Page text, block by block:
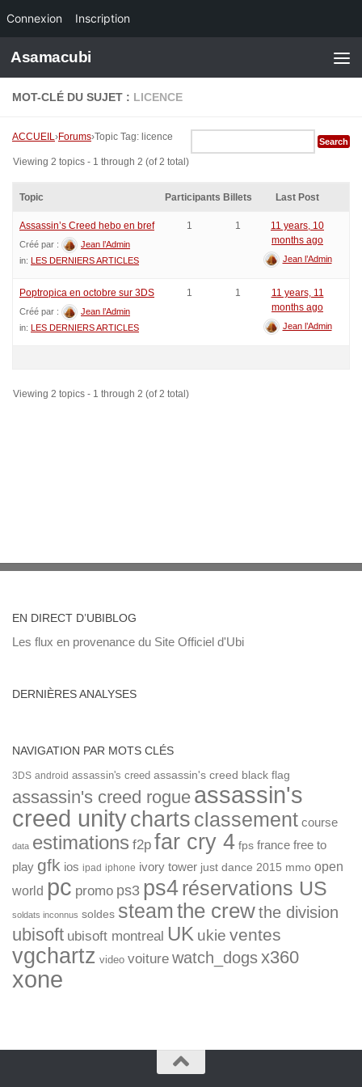
Connexion Inscription
Skip to content
Asamacubi
MOT-CLÉ DU SUJET : LICENCE
ACCUEIL›Forums›Topic Tag: licence
Viewing 2 topics - 1 through 2 (of 2 total)
Topic Participants Billets Last Post
Assassin’s Creed hebo en bref
Créé par :
Jean l’Admin
in: LES DERNIERS ARTICLES
1 1
11 years, 10
months ago
Jean l’Admin
Poptropica en octobre sur 3DS
Créé par :
Jean l’Admin
in: LES DERNIERS ARTICLES
1 1
11 years, 11
months ago
Jean l’Admin
Viewing 2 topics - 1 through 2 (of 2 total)
EN DIRECT D’UBIBLOG
Les flux en provenance du Site Officiel d'Ubi
DERNIÈRES ANALYSES
NAVIGATION PAR MOTS CLÉS
3DS android assassin's creed assassin's creed black flag
assassin's creed rogue assassin's
creed unitycharts classement course
data estimations f2p far cry 4 fps france free to
play gfk ios ipad iphone ivory tower just dance 2015 mmo open
world pc promo ps3 ps4réservations US
soldats inconnus soldes steamthe crewthe division
ubisoft ubisoft montreal UK ukie ventes
vgchartz video voiture watch_dogsx360
xone